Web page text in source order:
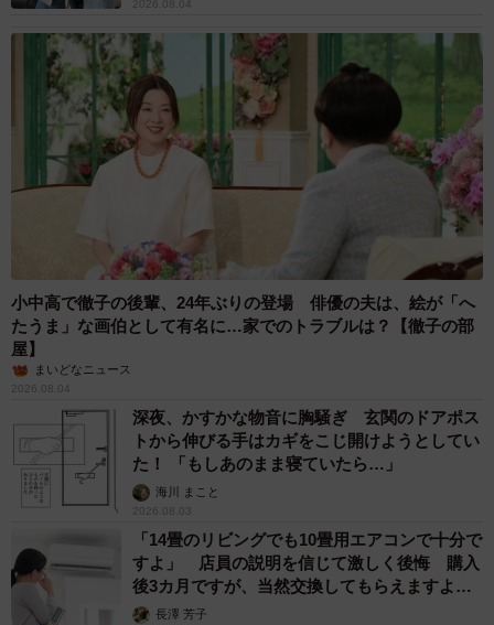
2026.08.04
小中高で徹子の後輩、24年ぶりの登場 俳優の夫は、絵が「へ
たうま」な画伯として有名に…家でのトラブルは？【徹子の部
屋】
まいどなニュース
2026.08.04
深夜、かすかな物音に胸騒ぎ 玄関のドアポス
トから伸びる手はカギをこじ開けようとしてい
た！ 「もしあのまま寝ていたら…」
海川 まこと
2026.08.03
「14畳のリビングでも10畳用エアコンで十分で
すよ」 店員の説明を信じて激しく後悔 購入
後3カ月ですが、当然交換してもらえますよ
ね？【弁護士が解説】
長澤 芳子